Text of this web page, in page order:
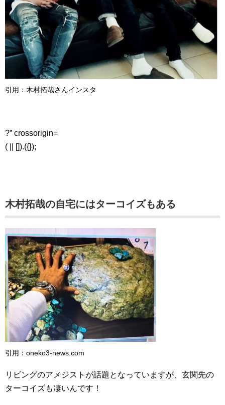
引用：木村拓哉さんインスタ
?” crossorigin=
( || []).({});
木村拓哉の自宅にはターコイズもある
引用：oneko3-news.com
リビングのアメジストが話題となっていますが、玄関先の
ターコイズも凄いんです！